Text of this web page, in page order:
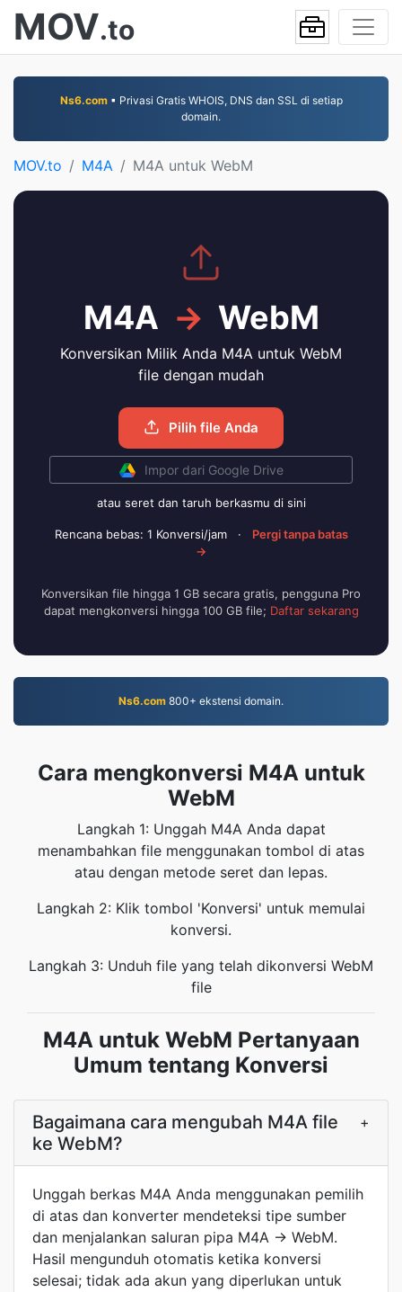
MOV.to
Ns6.com▪ Privasi Gratis WHOIS, DNS dan SSL di setiap
domain.
MOV.to M4A M4A untuk WebM
M4A → WebM
Konversikan Milik Anda M4A untuk WebM
file dengan mudah
Pilih file Anda
Impor dari Google Drive
atau seret dan taruh berkasmu di sini
Rencana bebas: 1 Konversi/jam ·
Pergi tanpa batas
→
Konversikan file hingga 1 GB secara gratis, pengguna Pro
dapat mengkonversi hingga 100 GB file; Daftar sekarang
Ns6.com 800+ ekstensi domain.
Cara mengkonversi M4A untuk
WebM
Langkah 1: Unggah M4A Anda dapat
menambahkan file menggunakan tombol di atas
atau dengan metode seret dan lepas.
Langkah 2: Klik tombol 'Konversi' untuk memulai
konversi.
Langkah 3: Unduh file yang telah dikonversi WebM
file
M4A untuk WebM Pertanyaan
Umum tentang Konversi
Bagaimana cara mengubah M4A file
ke WebM?
+
Unggah berkas M4A Anda menggunakan pemilih
di atas dan konverter mendeteksi tipe sumber
dan menjalankan saluran pipa M4A → WebM.
Hasil mengunduh otomatis ketika konversi
selesai; tidak ada akun yang diperlukan untuk